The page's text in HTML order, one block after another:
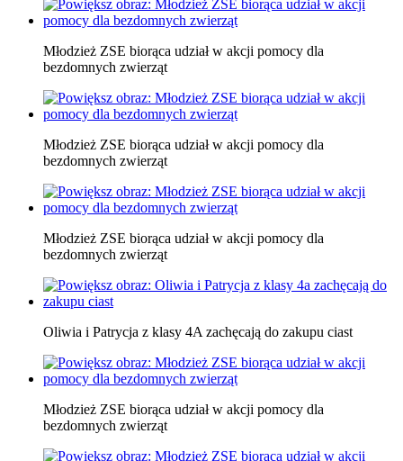
Młodzież ZSE biorąca udział w akcji pomocy dla
bezdomnych zwierząt
Młodzież ZSE biorąca udział w akcji pomocy dla
bezdomnych zwierząt
Młodzież ZSE biorąca udział w akcji pomocy dla
bezdomnych zwierząt
Oliwia i Patrycja z klasy 4A zachęcają do zakupu ciast
Młodzież ZSE biorąca udział w akcji pomocy dla
bezdomnych zwierząt